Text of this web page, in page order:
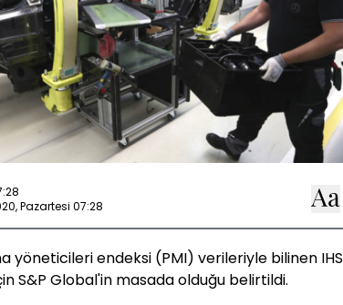
Pazartesi 07:28
yöneticileri endeksi (PMI) verileriyle bilinen IHS
S&P Global'in masada olduğu belirtildi.